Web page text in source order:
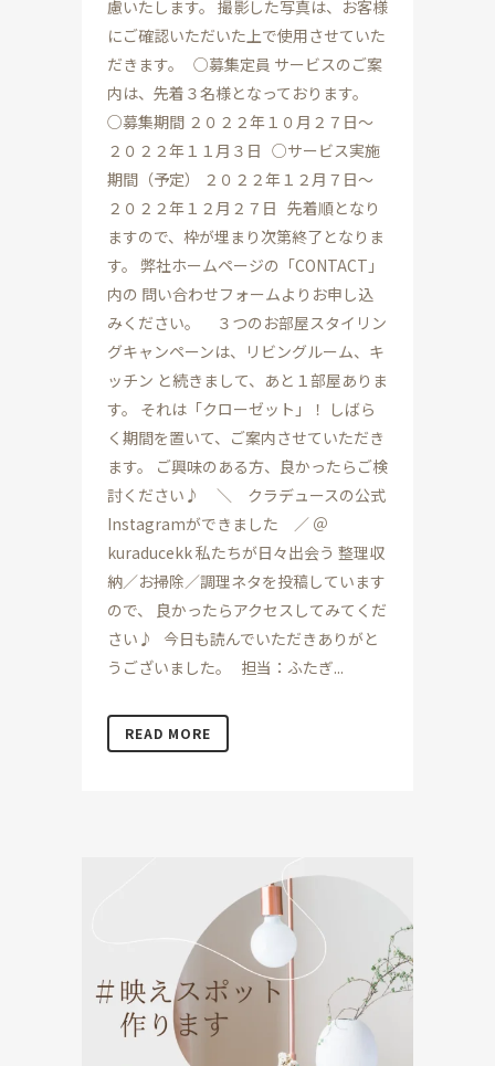
慮いたします。 撮影した写真は、お客様
にご確認いただいた上で使用させていた
だきます。 ○募集定員 サービスのご案
内は、先着３名様となっております。
○募集期間 ２０２２年１０月２７日～
２０２２年１１月３日 ○サービス実施
期間（予定） ２０２２年１２月７日～
２０２２年１２月２７日 先着順となり
ますので、枠が埋まり次第終了となりま
す。 弊社ホームページの「CONTACT」
内の 問い合わせフォームよりお申し込
みください。 ３つのお部屋スタイリン
グキャンペーンは、リビングルーム、キ
ッチン と続きまして、あと１部屋ありま
す。 それは「クローゼット」！ しばら
く期間を置いて、ご案内させていただき
ます。 ご興味のある方、良かったらご検
討ください♪ ＼ クラデュースの公式
Instagramができました ／ ＠
kuraducekk 私たちが日々出会う 整理収
納／お掃除／調理ネタを投稿しています
ので、 良かったらアクセスしてみてくだ
さい♪ 今日も読んでいただきありがと
うございました。 担当：ふたぎ...
READ MORE